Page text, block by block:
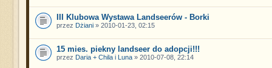
III Klubowa Wystawa Landseerów - Borki
przez Dżiani» 2010-01-23, 02:15
15 mies. piekny landseer do adopcji!!!
przez Daria + Chila i Luna» 2010-07-08, 22:14